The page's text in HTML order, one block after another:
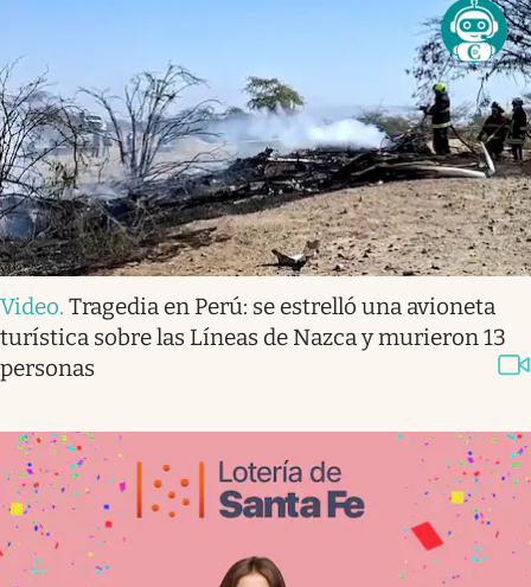
Video. Tragedia en Perú: se estrelló una avioneta
turística sobre las Líneas de Nazca y murieron 13
personas